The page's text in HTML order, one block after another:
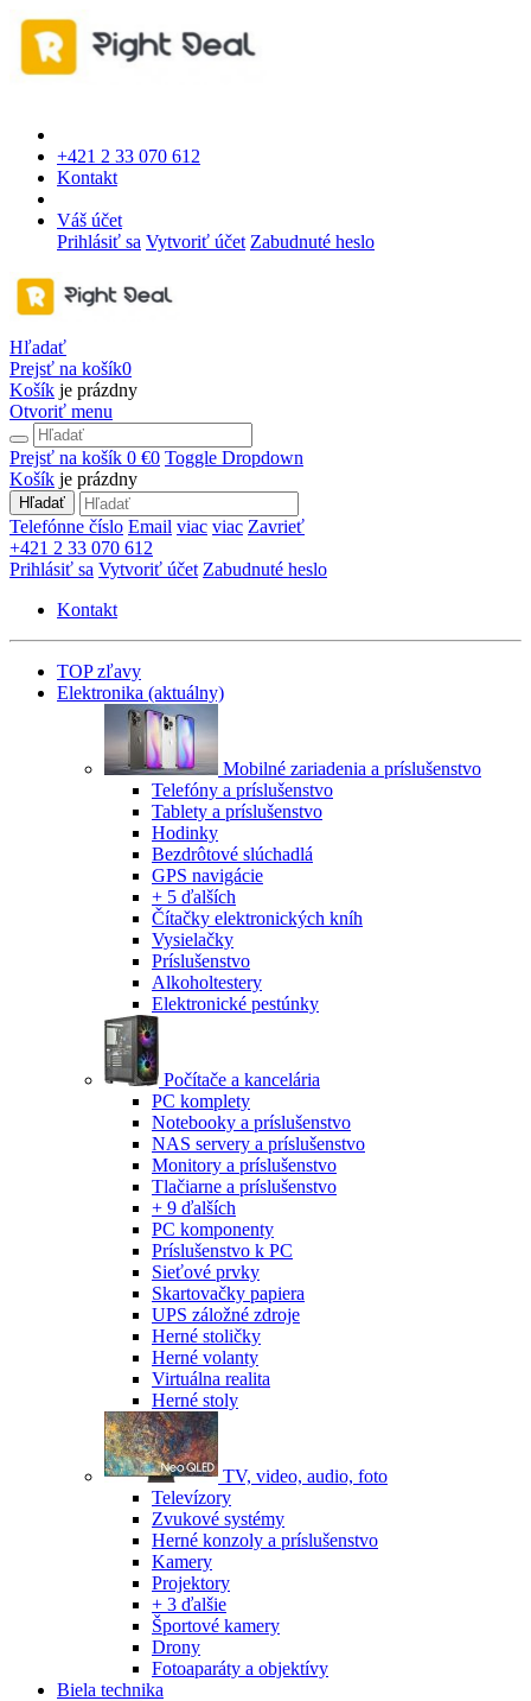
+421 2 33 070 612
Kontakt
Váš účet
Prihlásiť sa Vytvoriť účet Zabudnuté heslo
Hľadať
Prejsť na košík0
Košík je prázdny
Otvoriť menu
Prejsť na košík 0 €0 Toggle Dropdown
Košík je prázdny
Hľadať
Telefónne číslo Email viac viac Zavrieť
+421 2 33 070 612
Prihlásiť sa Vytvoriť účet Zabudnuté heslo
Kontakt
TOP zľavy
Elektronika (aktuálny)
Mobilné zariadenia a príslušenstvo
Telefóny a príslušenstvo
Tablety a príslušenstvo
Hodinky
Bezdrôtové slúchadlá
GPS navigácie
+ 5 ďalších
Čítačky elektronických kníh
Vysielačky
Príslušenstvo
Alkoholtestery
Elektronické pestúnky
Počítače a kancelária
PC komplety
Notebooky a príslušenstvo
NAS servery a príslušenstvo
Monitory a príslušenstvo
Tlačiarne a príslušenstvo
+ 9 ďalších
PC komponenty
Príslušenstvo k PC
Sieťové prvky
Skartovačky papiera
UPS záložné zdroje
Herné stoličky
Herné volanty
Virtuálna realita
Herné stoly
TV, video, audio, foto
Televízory
Zvukové systémy
Herné konzoly a príslušenstvo
Kamery
Projektory
+ 3 ďalšie
Športové kamery
Drony
Fotoaparáty a objektívy
Biela technika